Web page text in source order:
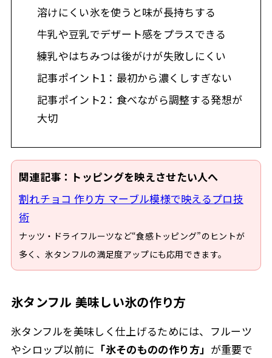
溶けにくい氷を使うと味が長持ちする
牛乳や豆乳でデザート感をプラスできる
練乳やはちみつは後がけが失敗しにくい
記事ポイント1：最初から濃くしすぎない
記事ポイント2：食べながら調整する発想が
大切
関連記事：トッピングを映えさせたい人へ
割れチョコ 作り方 マーブル模様で映えるプロ技
術
ナッツ・ドライフルーツなど“食感トッピング”のヒントが
多く、氷タンフルの満足度アップにも応用できます。
氷タンフル 美味しい氷の作り方
氷タンフルを美味しく仕上げるためには、フルーツ
やシロップ以前に 「氷そのものの作り方」 が重要で